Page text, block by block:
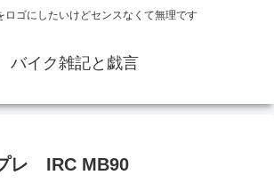
ロゴにしたいけどセンスなくて無理です
バイク雑記と戯言
レ IRC MB90